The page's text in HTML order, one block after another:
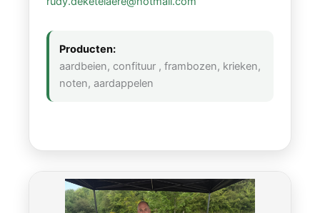
Producten:
aardbeien, confituur , frambozen, krieken,
noten, aardappelen